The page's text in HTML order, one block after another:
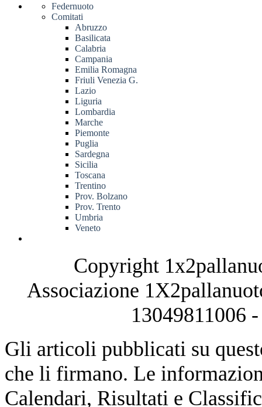
Federnuoto
Comitati
Abruzzo
Basilicata
Calabria
Campania
Emilia Romagna
Friuli Venezia G.
Lazio
Liguria
Lombardia
Marche
Piemonte
Puglia
Sardegna
Sicilia
Toscana
Trentino
Prov. Bolzano
Prov. Trento
Umbria
Veneto
Copyright
Associazione
13049811006
Gli articoli pubblicati su
che li firmano. Le
Calendari, Risultati e